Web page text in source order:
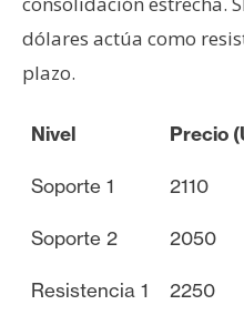
n
t
y
u
l
dólares actúa como
plazo.
Nivel Precio
Soporte 1 2110
Soporte 2 2050
Resistencia 1 2250